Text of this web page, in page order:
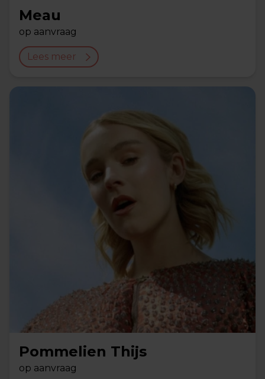
Meau
op aanvraag
Lees meer
Pommelien Thijs
op aanvraag